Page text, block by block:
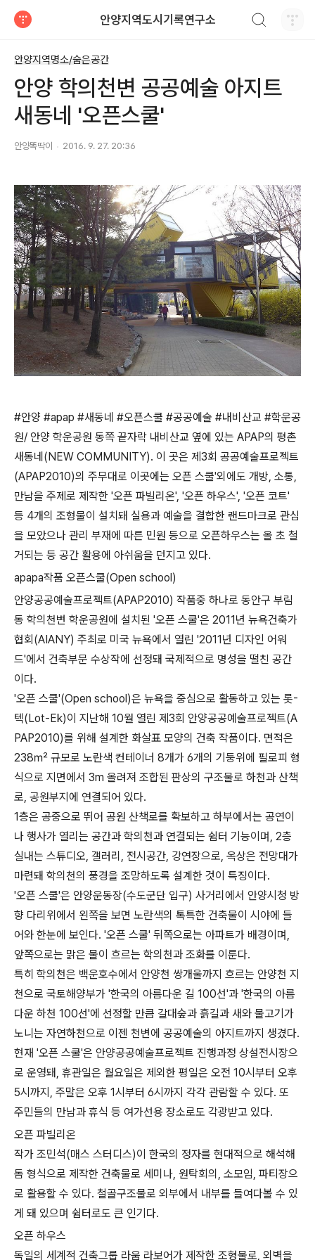
안양지역도시기록연구소
안양지역명소/숨은공간
안양 학의천변 공공예술 아지트
새동네 '오픈스쿨'
안양똑딱이 2016. 9. 27. 20:36
#안양 #apap #새동네 #오픈스쿨 #공공예술 #내비산교 #학운공
원/ 안양 학운공원 동쪽 끝자락 내비산교 옆에 있는 APAP의 평촌
새동네(NEW COMMUNITY). 이 곳은 제3회 공공예술프로젝트
(APAP2010)의 주무대로 이곳에는 오픈 스쿨'외에도 개방, 소통,
만남을 주제로 제작한 '오픈 파빌리온', '오픈 하우스', '오픈 코트'
등 4개의 조형물이 설치돼 실용과 예술을 결합한 랜드마크로 관심
을 모았으나 관리 부재에 따른 민원 등으로 오픈하우스는 올 초 철
거되는 등 공간 활용에 아쉬움을 던지고 있다.
apapa작품 오픈스쿨(Open school)
안양공공예술프로젝트(APAP2010) 작품중 하나로 동안구 부림
동 학의천변 학운공원에 설치된 '오픈 스쿨'은 2011년 뉴욕건축가
협회(AIANY) 주최로 미국 뉴욕에서 열린 '2011년 디자인 어워
드'에서 건축부문 수상작에 선정돼 국제적으로 명성을 떨친 공간
이다.
'오픈 스쿨'(Open school)은 뉴욕을 중심으로 활동하고 있는 롯-
텍(Lot-Ek)이 지난해 10월 열린 제3회 안양공공예술프로젝트(A
PAP2010)를 위해 설계한 화살표 모양의 건축 작품이다. 면적은
238㎡ 규모로 노란색 컨테이너 8개가 6개의 기둥위에 필로피 형
식으로 지면에서 3m 올려져 조합된 판상의 구조물로 하천과 산책
로, 공원부지에 연결되어 있다.
1층은 공중으로 뛰어 공원 산책로를 확보하고 하부에서는 공연이
나 행사가 열리는 공간과 학의천과 연결되는 쉼터 기능이며, 2층
실내는 스튜디오, 갤러리, 전시공간, 강연장으로, 옥상은 전망대가
마련돼 학의천의 풍경을 조망하도록 설계한 것이 특징이다.
'오픈 스쿨'은 안양운동장(수도군단 입구) 사거리에서 안양시청 방
향 다리위에서 왼쪽을 보면 노란색의 톡특한 건축물이 시야에 들
어와 한눈에 보인다. '오픈 스쿨' 뒤쪽으로는 아파트가 배경이며,
앞쪽으로는 맑은 물이 흐르는 학의천과 조화를 이룬다.
특히 학의천은 백운호수에서 안양천 쌍개울까지 흐르는 안양천 지
천으로 국토해양부가 '한국의 아름다운 길 100선'과 '한국의 아름
다운 하천 100선'에 선정할 만큼 갈대숲과 흙길과 새와 물고기가
노니는 자연하천으로 이젠 천변에 공공예술의 아지트까지 생겼다.
현재 '오픈 스쿨'은 안양공공예술프로젝트 진행과정 상설전시장으
로 운영돼, 휴관일은 월요일은 제외한 평일은 오전 10시부터 오후
5시까지, 주말은 오후 1시부터 6시까지 각각 관람할 수 있다. 또
주민들의 만남과 휴식 등 여가선용 장소로도 각광받고 있다.
오픈 파빌리온
작가 조민석(매스 스터디스)이 한국의 정자를 현대적으로 해석해
돔 형식으로 제작한 건축물로 세미나, 원탁회의, 소모임, 파티장으
로 활용할 수 있다. 철골구조물로 외부에서 내부를 들여다볼 수 있
게 돼 있으며 쉼터로도 큰 인기다.
오픈 하우스
독일의 세계적 건축그룹 라움 라보어가 제작한 조형물로, 외벽을